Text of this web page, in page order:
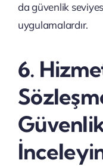
da güvenlik
uygulamalardır.
6.